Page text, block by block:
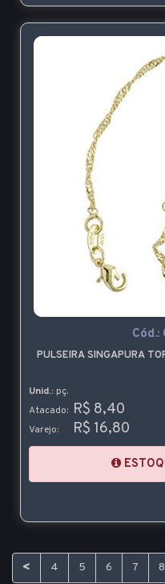
Cód.:
PULSEIRA SINGAPURA
Unid.: pç.
Atacado: R$ 8,40
Varejo: R$ 16,80
< 4 5 6 7 8